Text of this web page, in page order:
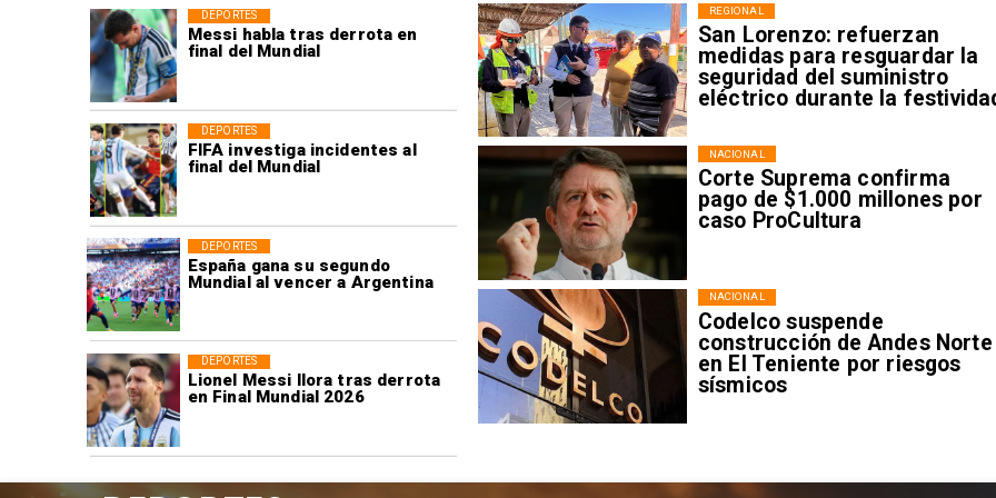
Messi habla tras derrota en
final del Mundial
DEPORTES
FIFA investiga incidentes al
final del Mundial
DEPORTES
España gana su segundo
Mundial al vencer a Argentina
DEPORTES
Lionel Messi llora tras derrota
en Final Mundial 2026
DEPORTES
San Lorenzo: refuerzan
medidas para resguardar la
seguridad del suministro
eléctrico durante la
REGIONAL
Corte Suprema confirma
pago de $1.000 millones por
caso ProCultura
NACIONAL
Codelco suspende
construcción de Andes Norte
en El Teniente por riesgos
sísmicos
NACIONAL